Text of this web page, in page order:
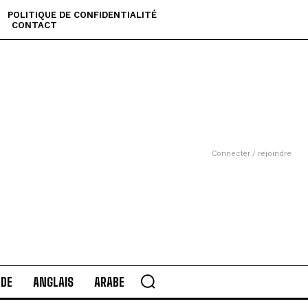
POLITIQUE DE CONFIDENTIALITÉ
CONTACT
Connecter / rejoindre
ANGLAIS ARABE